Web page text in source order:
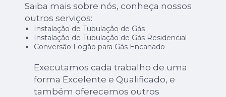
Saiba mais sobre nós, conheça nossos
outros serviços:
Instalação de Tubulação de Gás
Instalação de Tubulação de Gás Residencial
Conversão Fogão para Gás Encanado
Executamos cada trabalho de uma
forma Excelente e Qualificado, e
também oferecemos outros